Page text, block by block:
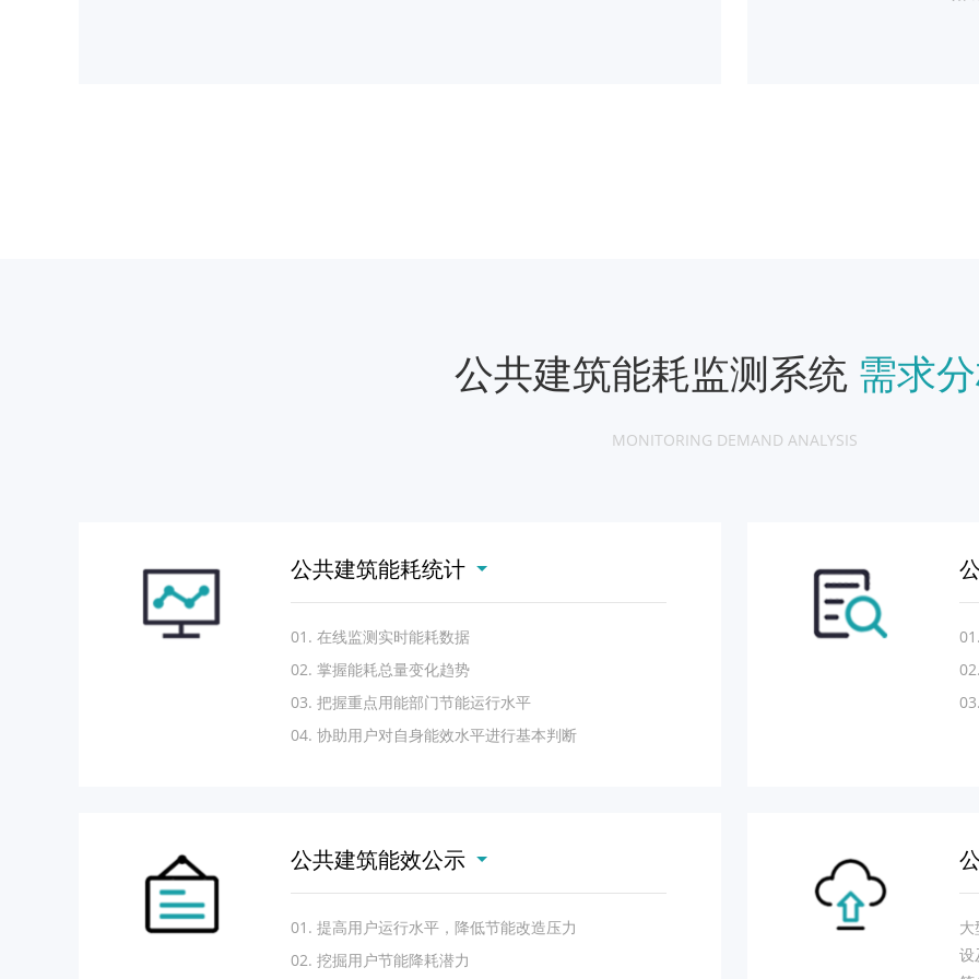
公共建筑能耗监测系统 需求
MONITORING DEMAND ANALYSIS
公共建筑能耗统计
01. 在线监测实时能耗数据
02. 掌握能耗总量变化趋势
03. 把握重点用能部门节能运行水平
04. 协助用户对自身能效水平进行基本判断
公共建筑能效公示
01. 提高用户运行水平，降低节能改造压力
02. 挖掘用户节能降耗潜力
设